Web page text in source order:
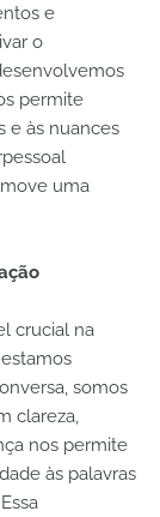
e
o
permite
e às nuances
uma
crucial na
somos
clareza,
nos permite
às palavras